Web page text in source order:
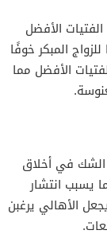
الأفضل
المبكر خوفًا
الأفضل مما
في أخلاق
يسبب انتشار
الأهالي يرغبن